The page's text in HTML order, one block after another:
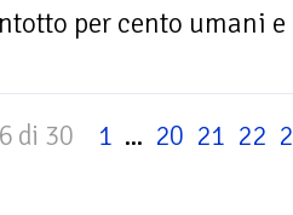
per cento umani
di 30 1 ... 20 21 22